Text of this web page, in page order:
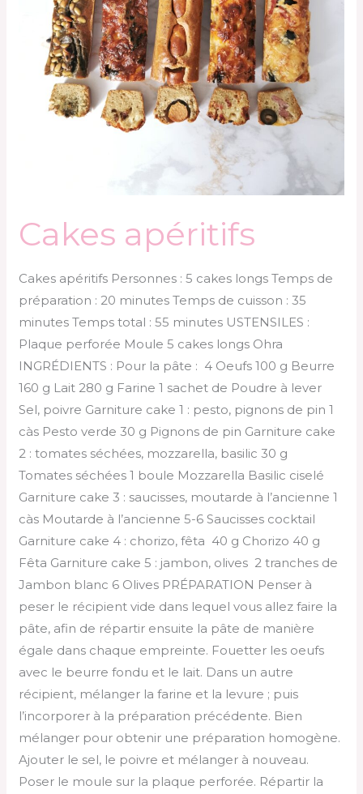
Cakes apéritifs
Cakes apéritifs Personnes : 5 cakes longs Temps de
préparation : 20 minutes Temps de cuisson : 35
minutes Temps total : 55 minutes USTENSILES :
Plaque perforée Moule 5 cakes longs Ohra
INGRÉDIENTS : Pour la pâte : 4 Oeufs 100 g Beurre
160 g Lait 280 g Farine 1 sachet de Poudre à lever
Sel, poivre Garniture cake 1 : pesto, pignons de pin 1
càs Pesto verde 30 g Pignons de pin Garniture cake
2 : tomates séchées, mozzarella, basilic 30 g
Tomates séchées 1 boule Mozzarella Basilic ciselé
Garniture cake 3 : saucisses, moutarde à l’ancienne 1
càs Moutarde à l’ancienne 5-6 Saucisses cocktail
Garniture cake 4 : chorizo, fêta 40 g Chorizo 40 g
Fêta Garniture cake 5 : jambon, olives 2 tranches de
Jambon blanc 6 Olives PRÉPARATION Penser à
peser le récipient vide dans lequel vous allez faire la
pâte, afin de répartir ensuite la pâte de manière
égale dans chaque empreinte. Fouetter les oeufs
avec le beurre fondu et le lait. Dans un autre
récipient, mélanger la farine et la levure ; puis
l’incorporer à la préparation précédente. Bien
mélanger pour obtenir une préparation homogène.
Ajouter le sel, le poivre et mélanger à nouveau.
Poser le moule sur la plaque perforée. Répartir la